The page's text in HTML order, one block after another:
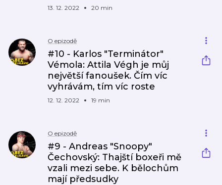
13. 12. 2022 20 min
O epizodě
#10 - Karlos "Terminátor"
Vémola: Attila Végh je můj
největší fanoušek. Čím víc
vyhrávám, tím víc roste
12. 12. 2022 19 min
O epizodě
#9 - Andreas "Snoopy"
Čechovský: Thajští boxeři mě
vzali mezi sebe. K bělochům
mají předsudky